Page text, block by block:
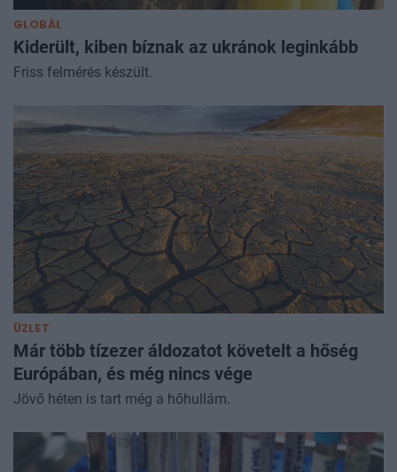
GLOBÁL
Kiderült, kiben bíznak az ukránok leginkább
Friss felmérés készült.
ÜZLET
Már több tízezer áldozatot követelt a hőség
Európában, és még nincs vége
Jövő héten is tart még a hőhullám.